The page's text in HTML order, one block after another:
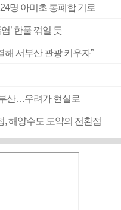
명 아미초 통폐합 기로
’ 한풀 꺾일 듯
해 서부산 관광 키우자”
산…우려가 현실로
, 해양수도 도약의 전환점